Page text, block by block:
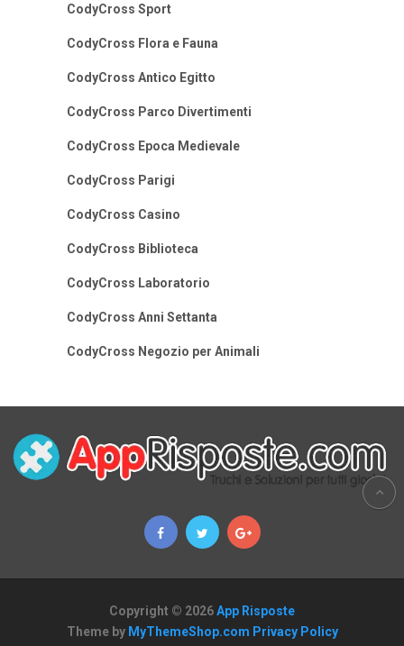
CodyCross Sport
CodyCross Flora e Fauna
CodyCross Antico Egitto
CodyCross Parco Divertimenti
CodyCross Epoca Medievale
CodyCross Parigi
CodyCross Casino
CodyCross Biblioteca
CodyCross Laboratorio
CodyCross Anni Settanta
CodyCross Negozio per Animali
Copyright © 2026App Risposte
Theme by MyThemeShop.com Privacy Policy